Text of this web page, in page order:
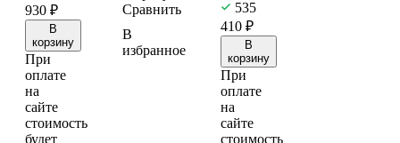
930 ₽
В
корзину
При
оплате
на
сайте
стоимость
будет
Сравнить
В
избранное
535
410 ₽
В
корзину
При
оплате
на
сайте
стоимость